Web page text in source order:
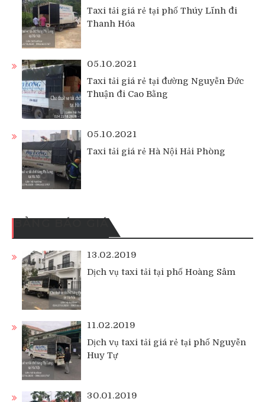
Taxi tải giá rẻ tại phố Thúy Lĩnh đi
Thanh Hóa
05.10.2021
Taxi tải giá rẻ tại đường Nguyễn Đức
Thuận đi Cao Bằng
05.10.2021
Taxi tải giá rẻ Hà Nội Hải Phòng
BẢNG BÁO GIÁ
13.02.2019
Dịch vụ taxi tải tại phố Hoàng Sâm
11.02.2019
Dịch vụ taxi tải giá rẻ tại phố Nguyễn
Huy Tự
30.01.2019